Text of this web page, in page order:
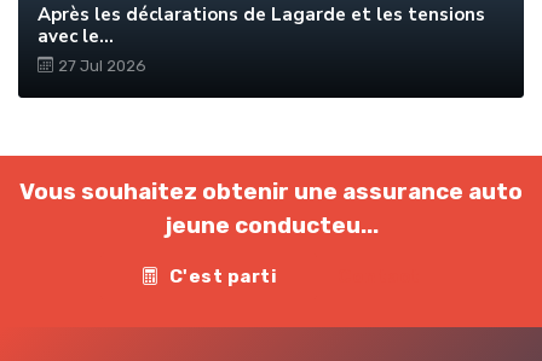
Après les déclarations de Lagarde et les tensions
avec le...
27 Jul 2026
Vous souhaitez obtenir une assurance auto
jeune conducteu...
C'est parti